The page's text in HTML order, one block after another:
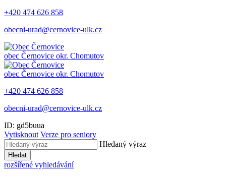
+420 474 626 858
obecni-urad@cernovice-ulk.cz
obec Černovice okr. Chomutov
obec Černovice okr. Chomutov
+420 474 626 858
obecni-urad@cernovice-ulk.cz
ID: gd5buua
Vytisknout Verze pro seniory
Hledaný výraz
Hledat
rozšířené vyhledávání